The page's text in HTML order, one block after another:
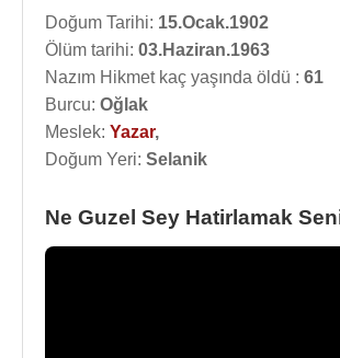
Doğum Tarihi: 15.Ocak.1902
Ölüm tarihi: 03.Haziran.1963
Nazım Hikmet kaç yaşında öldü : 61
Burcu: Oğlak
Meslek: Yazar,
Doğum Yeri: Selanik
Ne Guzel Sey Hatirlamak